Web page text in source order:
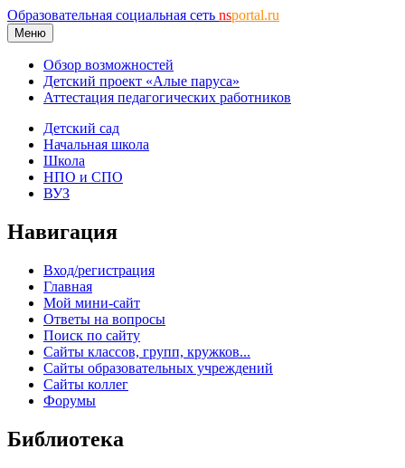
Образовательная социальная сеть nsportal.ru
Меню
Обзор возможностей
Детский проект «Алые паруса»
Аттестация педагогических работников
Детский сад
Начальная школа
Школа
НПО и СПО
ВУЗ
Навигация
Вход/регистрация
Главная
Мой мини-сайт
Ответы на вопросы
Поиск по сайту
Сайты классов, групп, кружков...
Сайты образовательных учреждений
Сайты коллег
Форумы
Библиотека